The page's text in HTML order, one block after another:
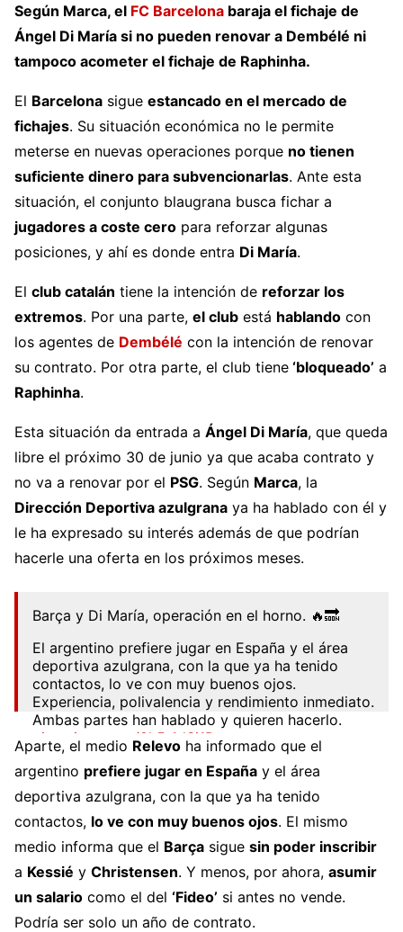
Según Marca, el FC Barcelona baraja el fichaje de
Ángel Di María si no pueden renovar a Dembélé ni
tampoco acometer el fichaje de Raphinha.
El Barcelona sigue estancado en el mercado de
fichajes. Su situación económica no le permite
meterse en nuevas operaciones porque no tienen
suficiente dinero para subvencionarlas. Ante esta
situación, el conjunto blaugrana busca fichar a
jugadores a coste cero para reforzar algunas
posiciones, y ahí es donde entra Di María.
El club catalán tiene la intención de reforzar los
extremos. Por una parte, el club está hablando con
los agentes de Dembélé con la intención de renovar
su contrato. Por otra parte, el club tiene ‘bloqueado’ a
Raphinha.
Esta situación da entrada a Ángel Di María, que queda
libre el próximo 30 de junio ya que acaba contrato y
no va a renovar por el PSG. Según Marca, la
Dirección Deportiva azulgrana ya ha hablado con él y
le ha expresado su interés además de que podrían
hacerle una oferta en los próximos meses.
Barça y Di María, operación en el horno. 🔥🔜
El argentino prefiere jugar en España y el área
deportiva azulgrana, con la que ya ha tenido
contactos, lo ve con muy buenos ojos.
Experiencia, polivalencia y rendimiento inmediato.
Ambas partes han hablado y quieren hacerlo.
pic.twitter.com/8h5r1dSj1D
— Relevo (@relevo)June 6, 2022
Aparte, el medio Relevo ha informado que el
argentino prefiere jugar en España y el área
deportiva azulgrana, con la que ya ha tenido
contactos, lo ve con muy buenos ojos. El mismo
medio informa que el Barça sigue sin poder inscribir
a Kessié y Christensen. Y menos, por ahora, asumir
un salario como el del ‘Fideo’ si antes no vende.
Podría ser solo un año de contrato.